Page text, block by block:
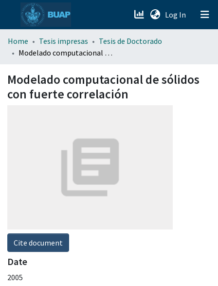
Log In (current)
menu.section.about_menu
Home Tesis impresas
Tesis de Doctorado
Modelado computacional de sólidos con fuerte correlación
Modelado computacional de sólidos
con fuerte correlación
Cite document
Date
2005